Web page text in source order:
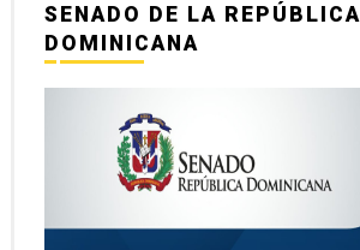
SENADO DE LA REPÚBLICA
DOMINICANA